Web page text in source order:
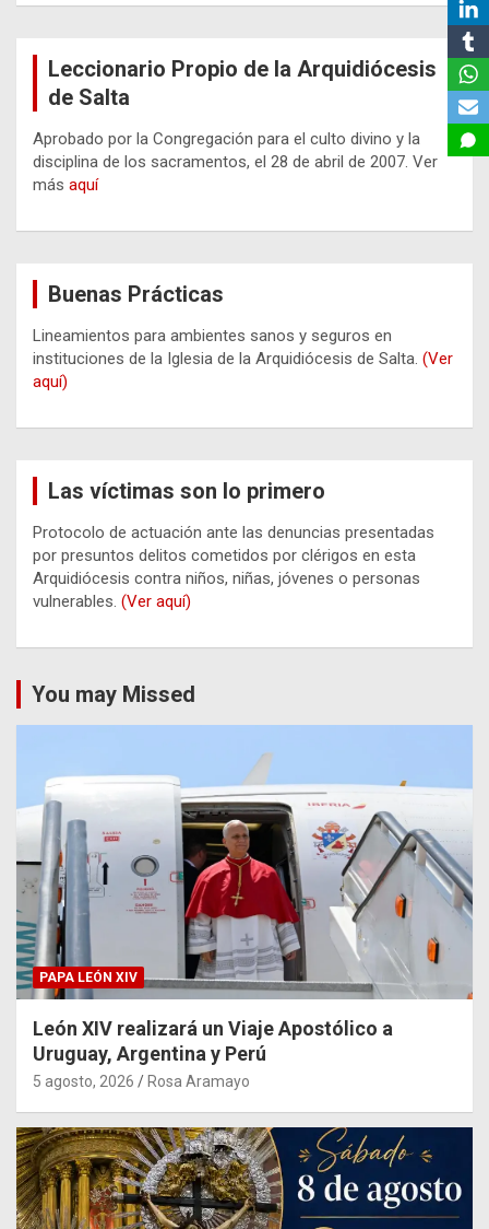
Leccionario Propio de la Arquidiócesis
de Salta
Aprobado por la Congregación para el culto divino y la
disciplina de los sacramentos, el 28 de abril de 2007. Ver
más aquí
Buenas Prácticas
Lineamientos para ambientes sanos y seguros en
instituciones de la Iglesia de la Arquidiócesis de Salta. (Ver
aquí)
Las víctimas son lo primero
Protocolo de actuación ante las denuncias presentadas
por presuntos delitos cometidos por clérigos en esta
Arquidiócesis contra niños, niñas, jóvenes o personas
vulnerables. (Ver aquí)
You may Missed
PAPA LEÓN XIV
León XIV realizará un Viaje Apostólico a
Uruguay, Argentina y Perú
5 agosto, 2026 Rosa Aramayo